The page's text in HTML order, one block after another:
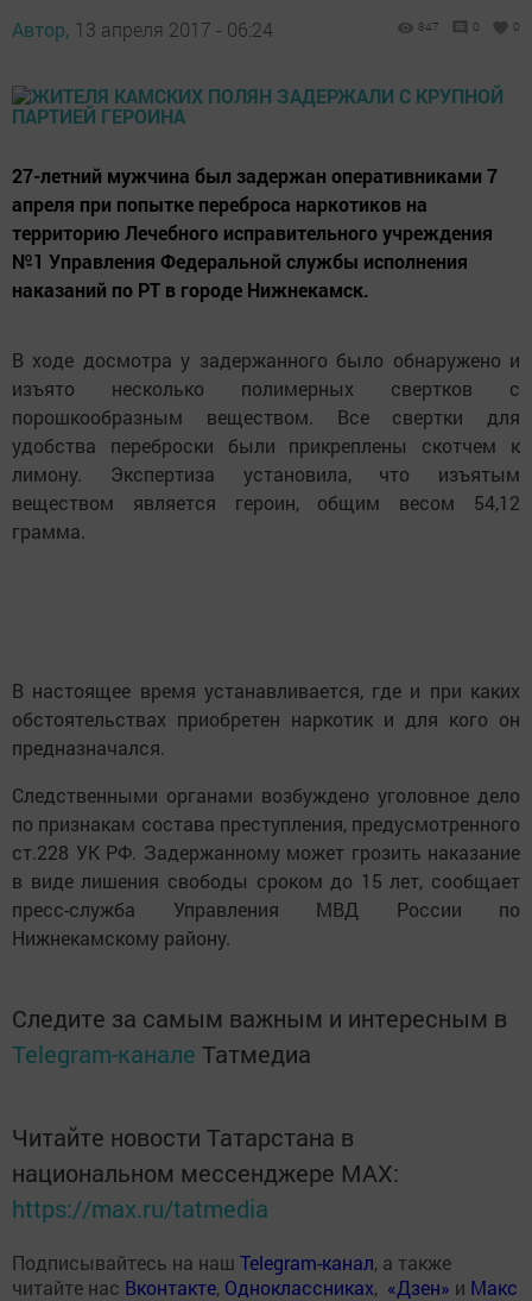
Автор, 13 апреля 2017 - 06:24 847 0 0
27-летний мужчина был задержан оперативниками 7
апреля при попытке переброса наркотиков на
территорию Лечебного исправительного учреждения
№1 Управления Федеральной службы исполнения
наказаний по РТ в городе Нижнекамск.
В ходе досмотра у задержанного было обнаружено и
изъято несколько полимерных свертков с
порошкообразным веществом. Все свертки для
удобства переброски были прикреплены скотчем к
лимону. Экспертиза установила, что изъятым
веществом является героин, общим весом 54,12
грамма.
В настоящее время устанавливается, где и при каких
обстоятельствах приобретен наркотик и для кого он
предназначался.
Следственными органами возбуждено уголовное дело
по признакам состава преступления, предусмотренного
ст.228 УК РФ. Задержанному может грозить наказание
в виде лишения свободы сроком до 15 лет, сообщает
пресс-служба Управления МВД России по
Нижнекамскому району.
Следите за самым важным и интересным в
Telegram-канале Татмедиа
Читайте новости Татарстана в
национальном мессенджере MАХ:
https://max.ru/tatmedia
Подписывайтесь на наш Telegram-канал, а также
читайте нас Вконтакте, Одноклассниках, «Дзен» и Макс